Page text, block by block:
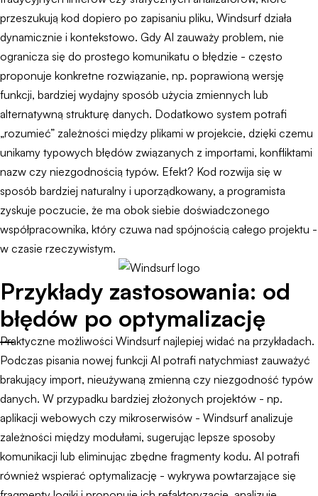
przeszukują kod dopiero po zapisaniu pliku, Windsurf działa
dynamicznie i kontekstowo. Gdy AI zauważy problem, nie
ogranicza się do prostego komunikatu o błędzie - często
proponuje konkretne rozwiązanie, np. poprawioną wersję
funkcji, bardziej wydajny sposób użycia zmiennych lub
alternatywną strukturę danych. Dodatkowo system potrafi
„rozumieć” zależności między plikami w projekcie, dzięki czemu
unikamy typowych błędów związanych z importami, konfliktami
nazw czy niezgodnością typów. Efekt? Kod rozwija się w
sposób bardziej naturalny i uporządkowany, a programista
zyskuje poczucie, że ma obok siebie doświadczonego
współpracownika, który czuwa nad spójnością całego projektu -
w czasie rzeczywistym.
Przykłady zastosowania: od
błędów po optymalizację
Praktyczne możliwości Windsurf najlepiej widać na przykładach.
Podczas pisania nowej funkcji AI potrafi natychmiast zauważyć
brakujący import, nieużywaną zmienną czy niezgodność typów
danych. W przypadku bardziej złożonych projektów - np.
aplikacji webowych czy mikroserwisów - Windsurf analizuje
zależności między modułami, sugerując lepsze sposoby
komunikacji lub eliminując zbędne fragmenty kodu. AI potrafi
również wspierać optymalizację - wykrywa powtarzające się